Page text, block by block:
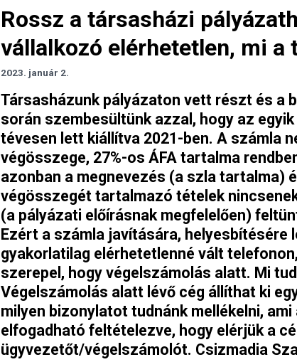
Rossz a társasházi
vállalkozó elérhetetlen, mi a
2023. január 2.
Társasházunk pályázaton vett részt és a
során szembesültünk azzal, hogy az
tévesen lett kiállítva 2021-ben. A számla
végösszege, 27%-os ÁFA tartalma
azonban a megnevezés (a szla tartalma)
végösszegét tartalmazó tételek
(a pályázati előírásnak megfelelően)
Ezért a számla javítására, helyesbítésére
gyakorlatilag elérhetetlenné vált
szerepel, hogy végelszámolás alatt. Mi
Végelszámolás alatt lévő cég állíthat ki
milyen bizonylatot tudnánk mellékelni,
elfogadható feltételezve, hogy elérjük a
ügyvezetőt/végelszámolót. Csizmadia